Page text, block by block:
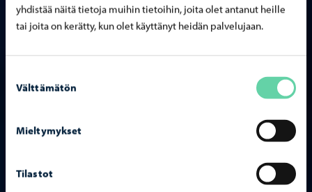
yhdistää näitä tietoja muihin tietoihin, joita olet antanut heille
tai joita on kerätty, kun olet käyttänyt heidän palvelujaan.
valinta
Välttämätön
Mieltymykset
Tilastot